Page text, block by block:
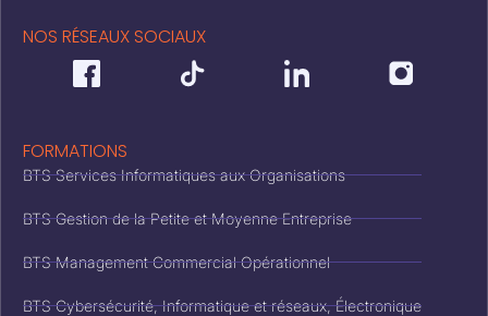
NOS RÉSEAUX SOCIAUX
FORMATIONS
BTS Services Informatiques aux Organisations
BTS Gestion de la Petite et Moyenne Entreprise
BTS Management Commercial Opérationnel
BTS Cybersécurité, Informatique et réseaux, Électronique